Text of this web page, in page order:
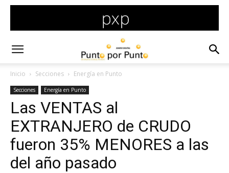
Inicio Secciones Energía en Punto
Secciones Energía en Punto
Las VENTAS al
EXTRANJERO de CRUDO
fueron 35% MENORES a las
del año pasado